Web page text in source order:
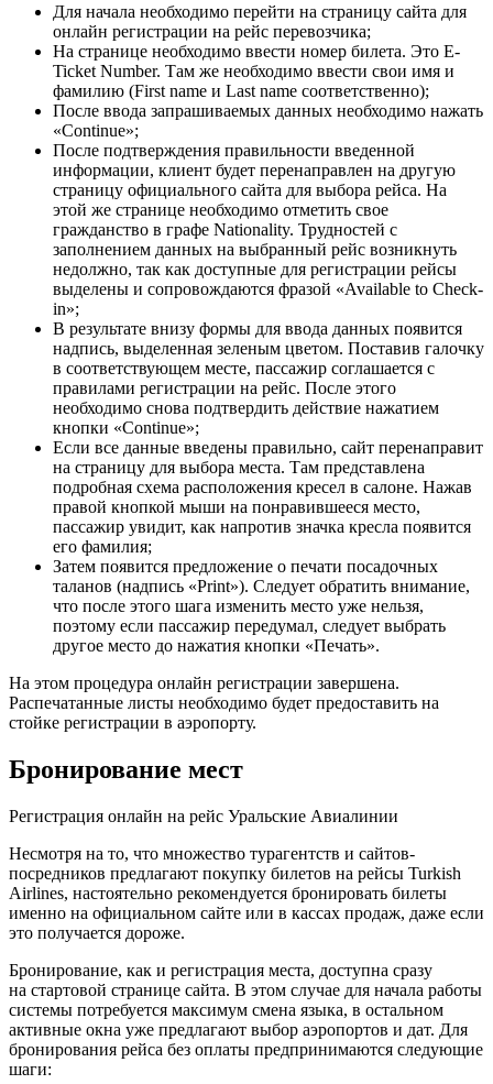
Для начала необходимо перейти на страницу сайта для
онлайн регистрации на рейс перевозчика;
На странице необходимо ввести номер билета. Это E-
Ticket Number. Там же необходимо ввести свои имя и
фамилию (First name и Last name соответственно);
После ввода запрашиваемых данных необходимо нажать
«Continue»;
После подтверждения правильности введенной
информации, клиент будет перенаправлен на другую
страницу официального сайта для выбора рейса. На
этой же странице необходимо отметить свое
гражданство в графе Nationality. Трудностей с
заполнением данных на выбранный рейс возникнуть
недолжно, так как доступные для регистрации рейсы
выделены и сопровождаются фразой «Available to Check-
in»;
В результате внизу формы для ввода данных появится
надпись, выделенная зеленым цветом. Поставив галочку
в соответствующем месте, пассажир соглашается с
правилами регистрации на рейс. После этого
необходимо снова подтвердить действие нажатием
кнопки «Continue»;
Если все данные введены правильно, сайт перенаправит
на страницу для выбора места. Там представлена
подробная схема расположения кресел в салоне. Нажав
правой кнопкой мыши на понравившееся место,
пассажир увидит, как напротив значка кресла появится
его фамилия;
Затем появится предложение о печати посадочных
таланов (надпись «Print»). Следует обратить внимание,
что после этого шага изменить место уже нельзя,
поэтому если пассажир передумал, следует выбрать
другое место до нажатия кнопки «Печать».
На этом процедура онлайн регистрации завершена.
Распечатанные листы необходимо будет предоставить на
стойке регистрации в аэропорту.
Бронирование мест
Регистрация онлайн на рейс Уральские Авиалинии
Несмотря на то, что множество турагентств и сайтов-
посредников предлагают покупку билетов на рейсы Turkish
Airlines, настоятельно рекомендуется бронировать билеты
именно на официальном сайте или в кассах продаж, даже если
это получается дороже.
Бронирование, как и регистрация места, доступна сразу
на стартовой странице сайта. В этом случае для начала работы
системы потребуется максимум смена языка, в остальном
активные окна уже предлагают выбор аэропортов и дат. Для
бронирования рейса без оплаты предпринимаются следующие
шаги: